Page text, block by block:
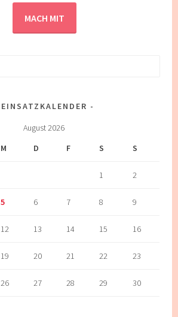
MACH MIT
EINSATZKALENDER
August 2026
M D F S S
1 2
5 6 7 8 9
12 13 14 15 16
19 20 21 22 23
26 27 28 29 30